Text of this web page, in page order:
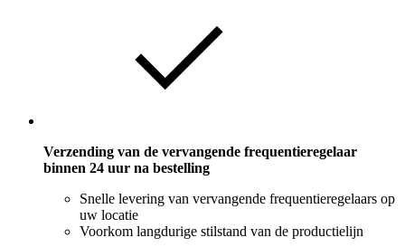
Verzending van de vervangende frequentieregelaar
binnen 24 uur na bestelling
Snelle levering van vervangende frequentieregelaars op
uw locatie
Voorkom langdurige stilstand van de productielijn